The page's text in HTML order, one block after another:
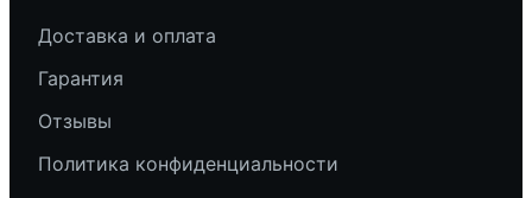
Доставка и оплата
Гарантия
Отзывы
Политика конфиденциальности